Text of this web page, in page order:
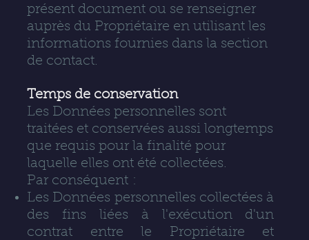
présent document ou se renseigner
auprès du Propriétaire en utilisant les
informations fournies dans la section
de contact.
Temps de conservation
Les Données personnelles sont
traitées et conservées aussi longtemps
que requis pour la finalité pour
laquelle elles ont été collectées.
Par conséquent :
Les Données personnelles collectées à
des fins liées à l'exécution d'un
contrat entre le Propriétaire et